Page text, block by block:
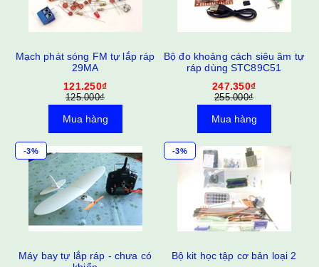
Mạch phát sóng FM tự lắp ráp
29MA
121.250₫
125.000₫
Mua hàng
-3%
Máy bay tự lắp ráp - chưa có
Bộ đo khoảng cách siêu âm tự
ráp dùng STC89C51
247.350₫
255.000₫
Mua hàng
-3%
Bộ kit học tập cơ bản loại 2